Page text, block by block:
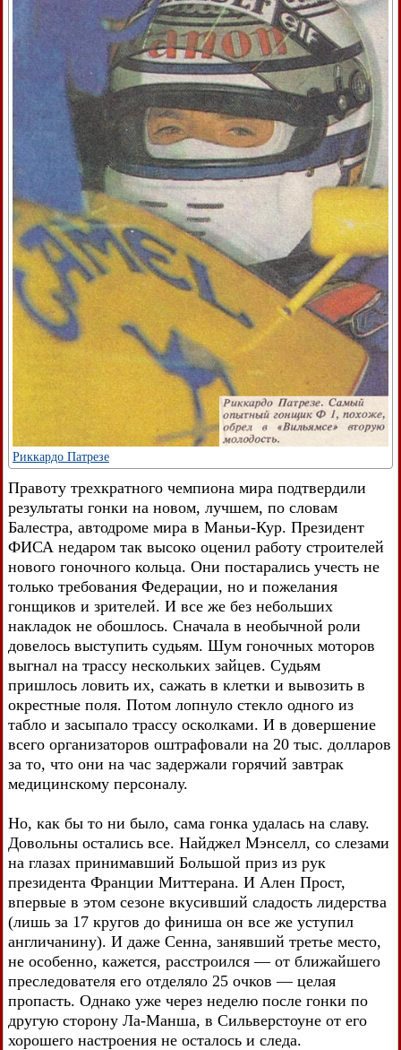
Риккардо Патрезе
Правоту трехкратного чемпиона мира подтвердили
результаты гонки на новом, лучшем, по словам
Балестра, автодроме мира в Маньи-Кур. Президент
ФИСА недаром так высоко оценил работу строителей
нового гоночного кольца. Они постарались учесть не
только требования Федерации, но и пожелания
гонщиков и зрителей. И все же без небольших
накладок не обошлось. Сначала в необычной роли
довелось выступить судьям. Шум гоночных моторов
выгнал на трассу нескольких зайцев. Судьям
пришлось ловить их, сажать в клетки и вывозить в
окрестные поля. Потом лопнуло стекло одного из
табло и засыпало трассу осколками. И в довершение
всего организаторов оштрафовали на 20 тыс. долларов
за то, что они на час задержали горячий завтрак
медицинскому персоналу.
Но, как бы то ни было, сама гонка удалась на славу.
Довольны остались все. Найджел Мэнселл, со слезами
на глазах принимавший Большой приз из рук
президента Франции Миттерана. И Ален Прост,
впервые в этом сезоне вкусивший сладость лидерства
(лишь за 17 кругов до финиша он все же уступил
англичанину). И даже Сенна, занявший третье место,
не особенно, кажется, расстроился — от ближайшего
преследователя его отделяло 25 очков — целая
пропасть. Однако уже через неделю после гонки по
другую сторону Ла-Манша, в Сильверстоуне от его
хорошего настроения не осталось и следа.